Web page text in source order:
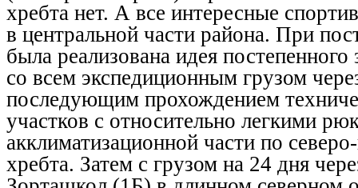
хребта нет. А все интересные
в центральной части района. При
была реализована идея постепенного
со всем экспедиционным грузом
последующим прохождением
участков с относительно легкими
акклиматизационной части по
хребта. Затем с грузом на 24 дня